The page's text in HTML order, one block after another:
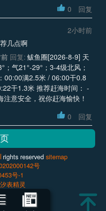
0 回复
2小时前
几点啊
回复: 鲅鱼圈[2026-8-9] 天
；气21°-29°；3-4级北风；
00:00满2.5米 / 06:00干0.8
干1.3米 推荐赶海时间： -
意安全，祝你赶海愉快！
0 回复
rights reservedsitemap
号
号-1
表精灵